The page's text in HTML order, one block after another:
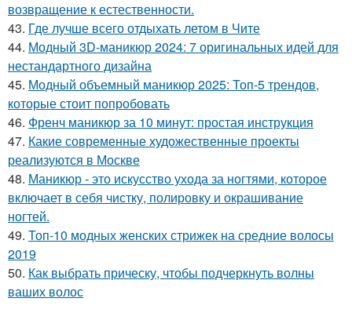
возвращение к естественности.
43. Где лучше всего отдыхать летом в Чите
44. Модный 3D-маникюр 2024: 7 оригинальных идей для
нестандартного дизайна
45. Модный объемный маникюр 2025: Топ-5 трендов,
которые стоит попробовать
46. Френч маникюр за 10 минут: простая инструкция
47. Какие современные художественные проекты
реализуются в Москве
48. Маникюр - это искусство ухода за ногтями, которое
включает в себя чистку, полировку и окрашивание
ногтей.
49. Топ-10 модных женских стрижек на средние волосы
2019
50. Как выбрать прическу, чтобы подчеркнуть волны
ваших волос